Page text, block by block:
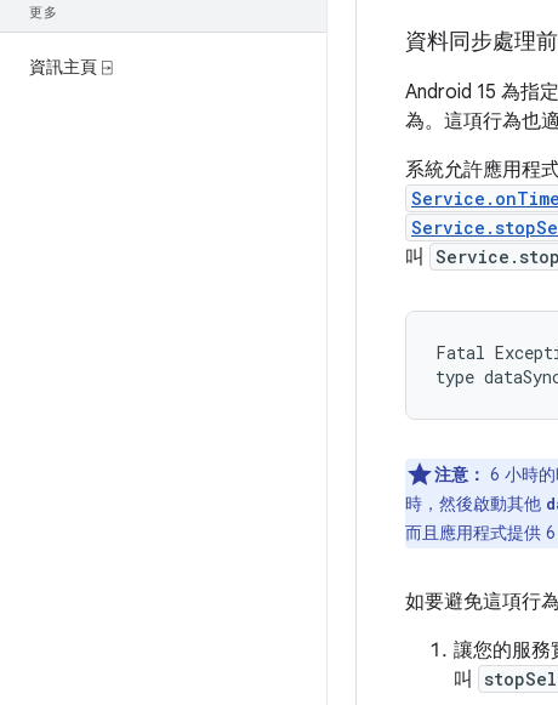
更多
資訊主頁 ⍈
資料同步處理
Android 15 為指
為。這項行為也
系統允許應用程
叫
Fatal
注意： 6 小時
時，然後啟動其他
而且應用程式提供 6
如要避免這項行
讓您的服務
叫